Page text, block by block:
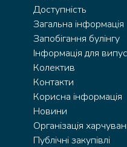
Доступність
Загальна інформація
Запобігання булінгу
Інформація для
Колектив
Контакти
Корисна інформація
Новини
Організація
Публічні закупівлі